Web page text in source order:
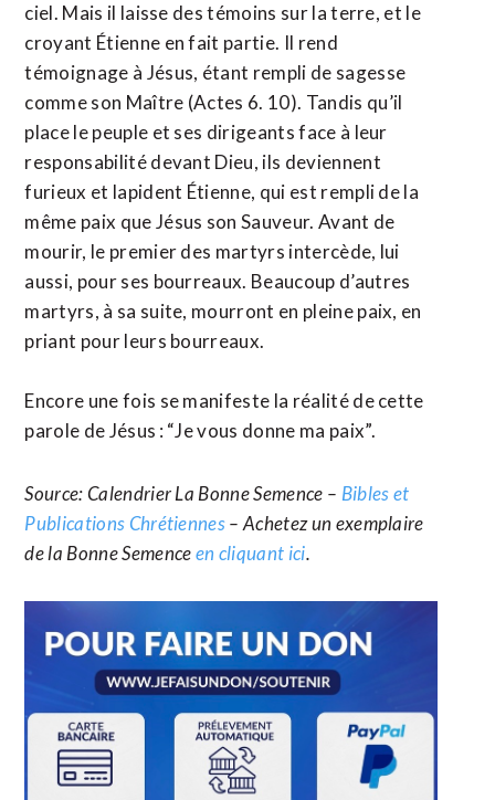
ciel. Mais il laisse des témoins sur la terre, et le
croyant Étienne en fait partie. Il rend
témoignage à Jésus, étant rempli de sagesse
comme son Maître (Actes 6. 10). Tandis qu’il
place le peuple et ses dirigeants face à leur
responsabilité devant Dieu, ils deviennent
furieux et lapident Étienne, qui est rempli de la
même paix que Jésus son Sauveur. Avant de
mourir, le premier des martyrs intercède, lui
aussi, pour ses bourreaux. Beaucoup d’autres
martyrs, à sa suite, mourront en pleine paix, en
priant pour leurs bourreaux.
Encore une fois se manifeste la réalité de cette
parole de Jésus : “Je vous donne ma paix”.
Source: Calendrier La Bonne Semence – Bibles et
Publications Chrétiennes– Achetez un exemplaire
de la Bonne Semenceen cliquant ici.